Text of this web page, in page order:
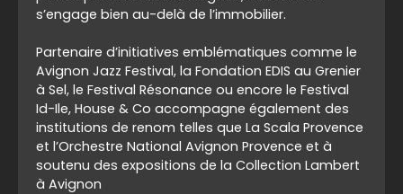
s’engage bien au-delà de l’immobilier.
Partenaire d’initiatives emblématiques comme le
Avignon Jazz Festival, la Fondation EDIS au Grenier
à Sel, le Festival Résonance ou encore le Festival
Id-Ile, House & Co accompagne également des
institutions de renom telles que La Scala Provence
et l’Orchestre National Avignon Provence et à
soutenu des expositions de la Collection Lambert
à Avignon